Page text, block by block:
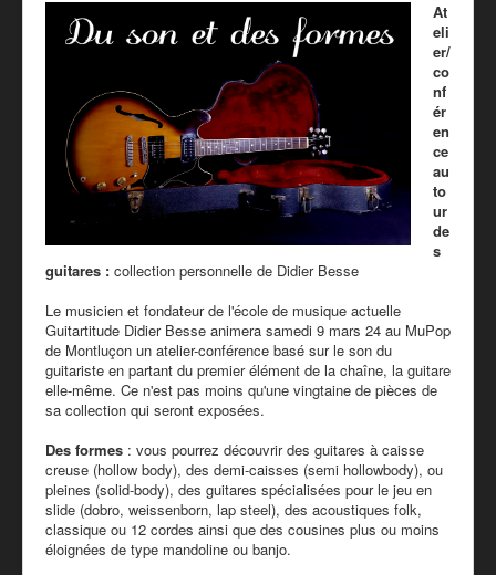
PROFS
PRESSE
PARTENAIRES
TARIFS - BOUTIQUE
At
eli
er/
co
nf
ér
en
ce
au
to
ur
de
s
guitares : collection personnelle de Didier Besse
Le musicien et fondateur de l'école de musique actuelle
Guitartitude Didier Besse animera samedi 9 mars 24 au MuPop
de Montluçon un atelier-conférence basé sur le son du
guitariste en partant du premier élément de la chaîne, la guitare
elle-même. Ce n'est pas moins qu'une vingtaine de pièces de
sa collection qui seront exposées.
Des formes : vous pourrez découvrir des guitares à caisse
creuse (hollow body), des demi-caisses (semi hollowbody), ou
pleines (solid-body), des guitares spécialisées pour le jeu en
slide (dobro, weissenborn, lap steel), des acoustiques folk,
classique ou 12 cordes ainsi que des cousines plus ou moins
éloignées de type mandoline ou banjo.